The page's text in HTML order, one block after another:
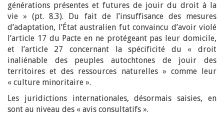
générations présentes et futures de jouir du droit à la
vie » (pt. 8.3). Du fait de l’insuffisance des mesures
d’adaptation, l’État australien fut convaincu d’avoir violé
l’article 17 du Pacte en ne protégeant pas leur domicile,
et l’article 27 concernant la spécificité du « droit
inaliénable des peuples autochtones de jouir des
territoires et des ressources naturelles » comme leur
« culture minoritaire ».
Les juridictions internationales, désormais saisies, en
sont au niveau des « avis consultatifs ».